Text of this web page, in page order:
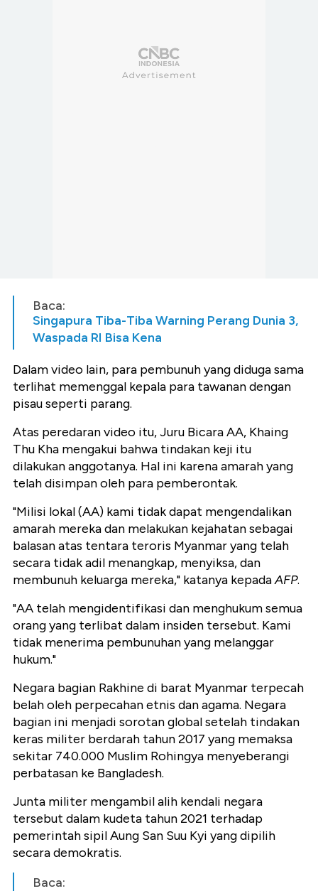
Baca:
Singapura Tiba-Tiba Warning Perang Dunia 3,
Waspada RI Bisa Kena
Dalam video lain, para pembunuh yang diduga sama
terlihat memenggal kepala para tawanan dengan
pisau seperti parang.
Atas peredaran video itu, Juru Bicara AA, Khaing
Thu Kha mengakui bahwa tindakan keji itu
dilakukan anggotanya. Hal ini karena amarah yang
telah disimpan oleh para pemberontak.
"Milisi lokal (AA) kami tidak dapat mengendalikan
amarah mereka dan melakukan kejahatan sebagai
balasan atas tentara teroris Myanmar yang telah
secara tidak adil menangkap, menyiksa, dan
membunuh keluarga mereka," katanya kepadaAFP.
"AA telah mengidentifikasi dan menghukum semua
orang yang terlibat dalam insiden tersebut. Kami
tidak menerima pembunuhan yang melanggar
hukum."
Negara bagian Rakhine di barat Myanmar terpecah
belah oleh perpecahan etnis dan agama. Negara
bagian ini menjadi sorotan global setelah tindakan
keras militer berdarah tahun 2017 yang memaksa
sekitar 740.000 Muslim Rohingya menyeberangi
perbatasan ke Bangladesh.
Junta militer mengambil alih kendali negara
tersebut dalam kudeta tahun 2021 terhadap
pemerintah sipil Aung San Suu Kyi yang dipilih
secara demokratis.
Baca: